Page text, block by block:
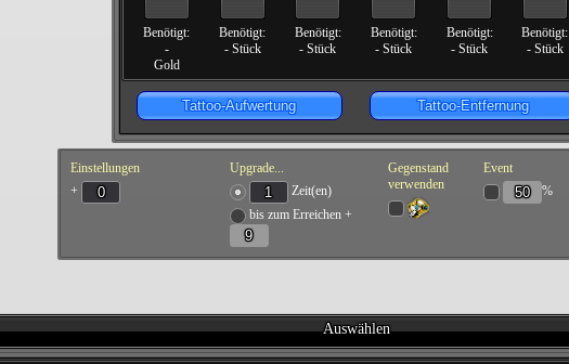
Benötigt:
-
Gold
Benötigt:
-Stück
Benötigt:
- Stück
Benötigt:
- Stück
Benötigt:
- Stück
Benötigt:
-Stück
Tattoo-Aufwertung Tattoo-Entfernung
Einstellungen
+
Upgrade...
Zeit(en)
bis zum Erreichen +
Gegenstand
verwenden
Event
%
Auswählen